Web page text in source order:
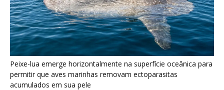
Peixe-lua emerge horizontalmente na superfície oceânica para
permitir que aves marinhas removam ectoparasitas
acumulados em sua pele